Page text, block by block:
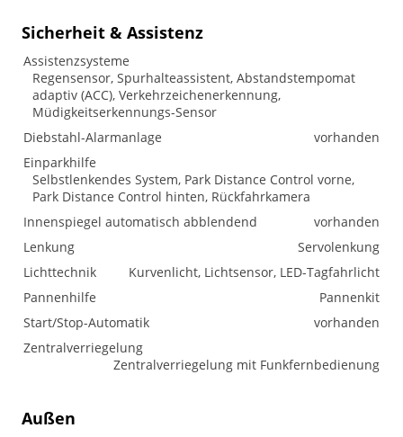
Sicherheit & Assistenz
Assistenzsysteme
Regensensor, Spurhalteassistent, Abstandstempomat
adaptiv (ACC), Verkehrzeichenerkennung,
Müdigkeitserkennungs-Sensor
Diebstahl-Alarmanlage
vorhanden
Einparkhilfe
Selbstlenkendes System, Park Distance Control vorne,
Park Distance Control hinten, Rückfahrkamera
Innenspiegel automatisch abblendend
vorhanden
Lenkung
Servolenkung
Lichttechnik
Kurvenlicht, Lichtsensor, LED-Tagfahrlicht
Pannenhilfe
Pannenkit
Start/Stop-Automatik
vorhanden
Zentralverriegelung
Zentralverriegelung mit Funkfernbedienung
Außen